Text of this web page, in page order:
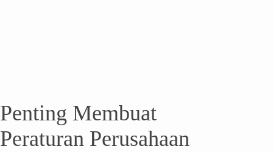
Penting Membuat
Peraturan Perusahaan